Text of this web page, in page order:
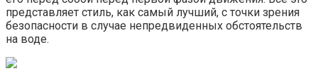
представляет стиль, как самый лучший, с точки зрения
безопасности в случае непредвиденных обстоятельств
на воде.